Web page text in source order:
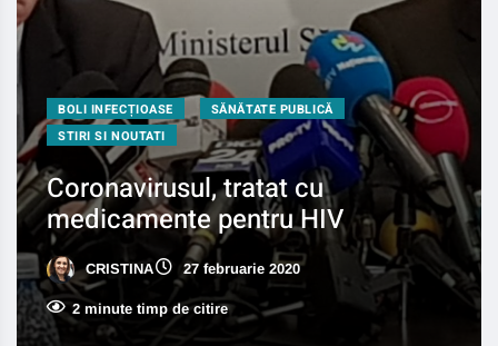
BOLI INFECȚIOASE
SĂNĂTATE PUBLICĂ
STIRI SI NOUTATI
Coronavirusul, tratat cu
medicamente pentru HIV
CRISTINA 27 februarie 2020
2 minute timp de citire